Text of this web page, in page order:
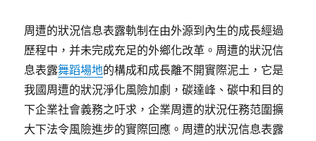
周遭的狀況信息表露軌制在由外源到內生的成長經過
歷程中，并未完成充足的外鄉化改革。周遭的狀況信
息表露舞蹈場地的構成和成長離不開實際泥土，它是
我國周遭的狀況淨化風險加劇，碳達峰、碳中和目的
下企業社會義務之吁求，企業周遭的狀況任務范圍擴
大下法令風險進步的實際回應。周遭的狀況信息表露